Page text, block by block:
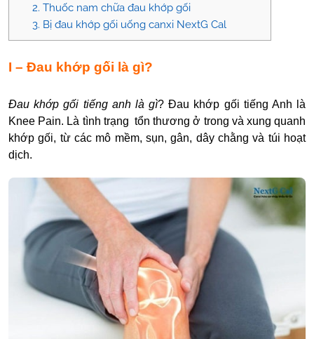
2. Thuốc nam chữa đau khớp gối
3. Bị đau khớp gối uống canxi NextG Cal
I – Đau khớp gối là gì?
Đau khớp gối tiếng anh là gì? Đau khớp gối tiếng Anh là
Knee Pain. Là tình trạng tổn thương ở trong và xung quanh
khớp gối, từ các mô mềm, sụn, gân, dây chằng và túi hoạt
dịch.